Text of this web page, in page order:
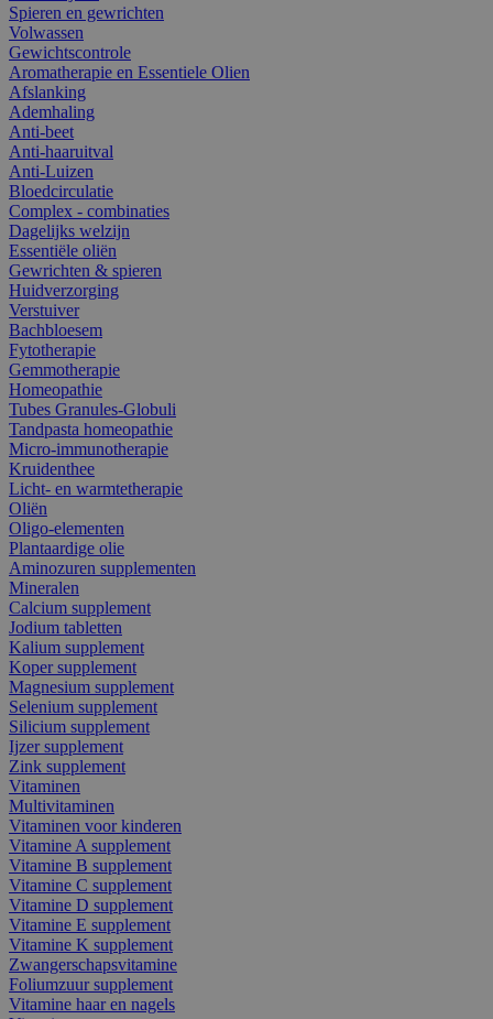
Spieren en gewrichten
Volwassen
Gewichtscontrole
Aromatherapie en Essentiele Olien
Afslanking
Ademhaling
Anti-beet
Anti-haaruitval
Anti-Luizen
Bloedcirculatie
Complex - combinaties
Dagelijks welzijn
Essentiële oliën
Gewrichten & spieren
Huidverzorging
Verstuiver
Bachbloesem
Fytotherapie
Gemmotherapie
Homeopathie
Tubes Granules-Globuli
Tandpasta homeopathie
Micro-immunotherapie
Kruidenthee
Licht- en warmtetherapie
Oliën
Oligo-elementen
Plantaardige olie
Aminozuren supplementen
Mineralen
Calcium supplement
Jodium tabletten
Kalium supplement
Koper supplement
Magnesium supplement
Selenium supplement
Silicium supplement
Ijzer supplement
Zink supplement
Vitaminen
Multivitaminen
Vitaminen voor kinderen
Vitamine A supplement
Vitamine B supplement
Vitamine C supplement
Vitamine D supplement
Vitamine E supplement
Vitamine K supplement
Zwangerschapsvitamine
Foliumzuur supplement
Vitamine haar en nagels